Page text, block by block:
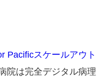
Pacificスケールアウト
院は完全デジタル病理